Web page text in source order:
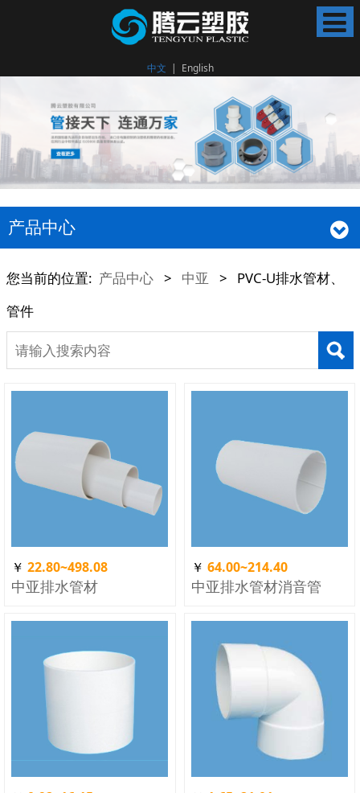
中文 | English
产品中心
您当前的位置: 产品中心 > 中亚 >
PVC-U排水管材、
管件
￥ 22.80~498.08
中亚排水管材
￥ 64.00~214.40
中亚排水管材消音管